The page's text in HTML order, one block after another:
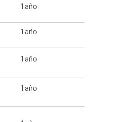
1 año
1 año
1 año
1 año